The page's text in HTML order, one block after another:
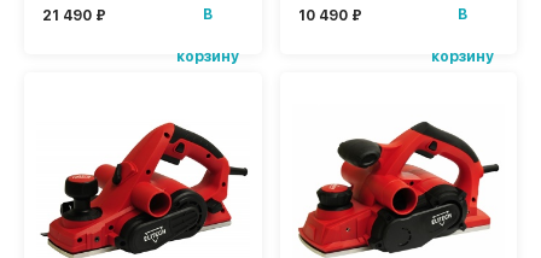
21 490 ₽ В
корзину
10 490 ₽ В
корзину